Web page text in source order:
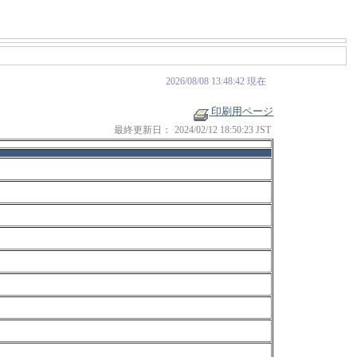
2026/08/08 13:48:42 現在
印刷用ページ
最終更新日： 2024/02/12 18:50:23 JST